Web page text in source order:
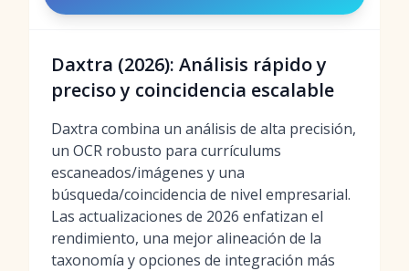
Daxtra (2026): Análisis rápido y
preciso y coincidencia escalable
Daxtra combina un análisis de alta precisión,
un OCR robusto para currículums
escaneados/imágenes y una
búsqueda/coincidencia de nivel empresarial.
Las actualizaciones de 2026 enfatizan el
rendimiento, una mejor alineación de la
taxonomía y opciones de integración más